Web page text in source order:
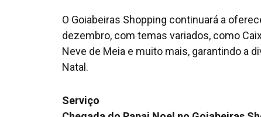
O Goiabeiras Shopping continuará a
dezembro, com temas variados, como
Neve de Meia e muito mais, garantindo a
Natal.
Serviço